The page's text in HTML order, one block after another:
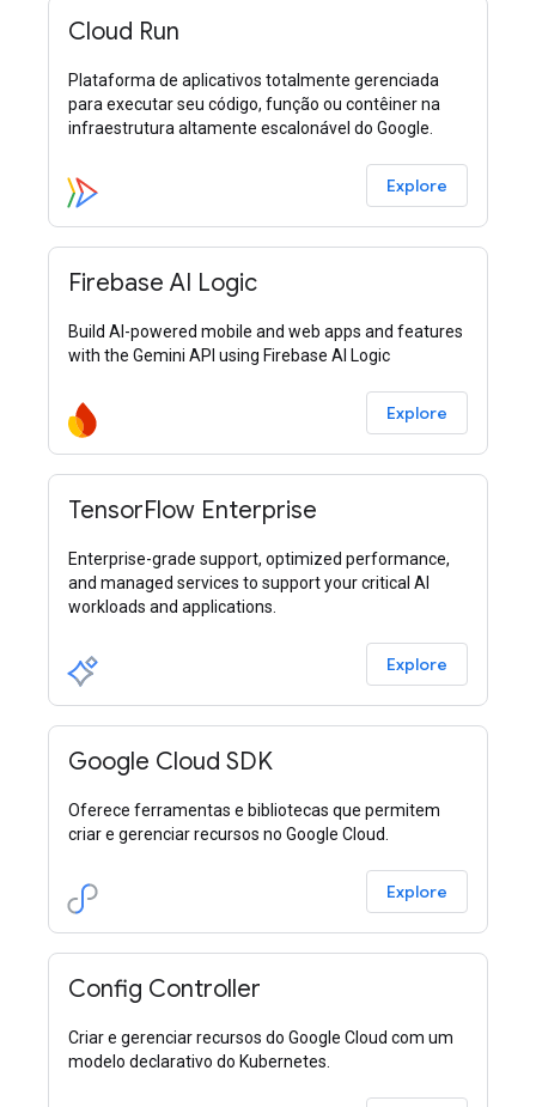
Cloud Run
Plataforma de aplicativos totalmente gerenciada
para executar seu código, função ou contêiner na
infraestrutura altamente escalonável do Google.
Explore
Firebase AI Logic
Build AI-powered mobile and web apps and features
with the Gemini API using Firebase AI Logic
Explore
TensorFlow Enterprise
Enterprise-grade support, optimized performance,
and managed services to support your critical AI
workloads and applications.
Explore
Google Cloud SDK
Oferece ferramentas e bibliotecas que permitem
criar e gerenciar recursos no Google Cloud.
Explore
Config Controller
Criar e gerenciar recursos do Google Cloud com um
modelo declarativo do Kubernetes.